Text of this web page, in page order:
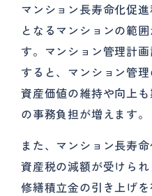
マンション長寿命化促
となるマンションの範
す。マンション管理計
すると、マンション管
資産価値の維持や向上
の事務負担が増えます。
また、マンション長寿
資産税の減額が受けら
修繕積立金の引き上げ